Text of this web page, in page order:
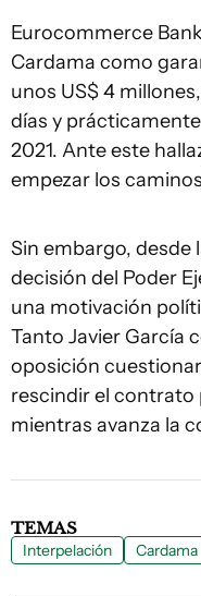
Eurocommerce
Cardama como
unos US$ 4
días y
2021. Ante este
empezar los
Sin embargo, desde
decisión del Poder
una motivación
Tanto Javier García
oposición
rescindir el contrato
mientras avanza la
TEMAS
Interpelación Cardama